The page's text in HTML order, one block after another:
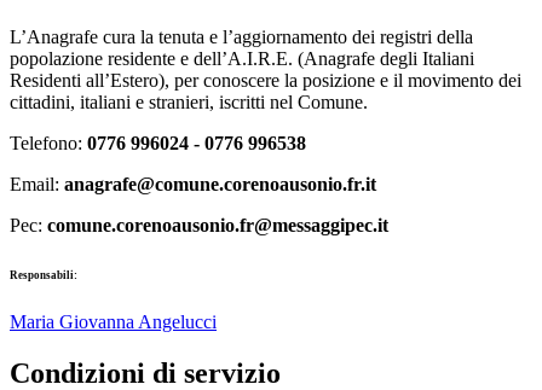
L’Anagrafe cura la tenuta e l’aggiornamento dei registri della
popolazione residente e dell’A.I.R.E. (Anagrafe degli Italiani
Residenti all’Estero), per conoscere la posizione e il movimento dei
cittadini, italiani e stranieri, iscritti nel Comune.
Telefono: 0776 996024 - 0776 996538
Email: anagrafe@comune.corenoausonio.fr.it
Pec: comune.corenoausonio.fr@messaggipec.it
Responsabili:
Maria Giovanna Angelucci
Condizioni di servizio